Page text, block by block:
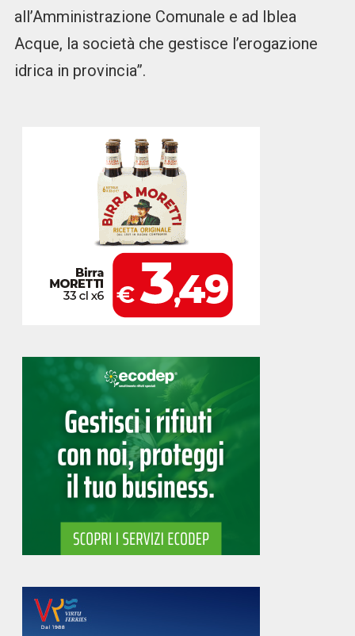
all’Amministrazione Comunale e ad Iblea
Acque, la società che gestisce l’erogazione
idrica in provincia”.